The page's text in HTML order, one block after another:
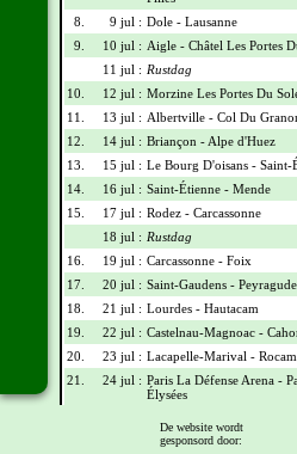
8. 9 jul : Dole - Lausanne
9.
10 jul : Aigle - Châtel Les Portes
11 jul : Rustdag
10.
12 jul : Morzine Les Portes Du
11.
13 jul : Albertville - Col Du
12.
14 jul : Briançon - Alpe d'Huez
13.
15 jul : Le Bourg D'oisans - Saint-
14.
16 jul : Saint-Étienne - Mende
15.
17 jul : Rodez - Carcassonne
18 jul : Rustdag
16.
19 jul : Carcassonne - Foix
17.
20 jul : Saint-Gaudens -
18.
21 jul : Lourdes - Hautacam
19.
22 jul : Castelnau-Magnoac -
20.
23 jul : Lacapelle-Marival -
21.
24 jul : Paris La Défense Arena -
Élysées
Wielrennerslijst
De website wordt
gesponsord door: